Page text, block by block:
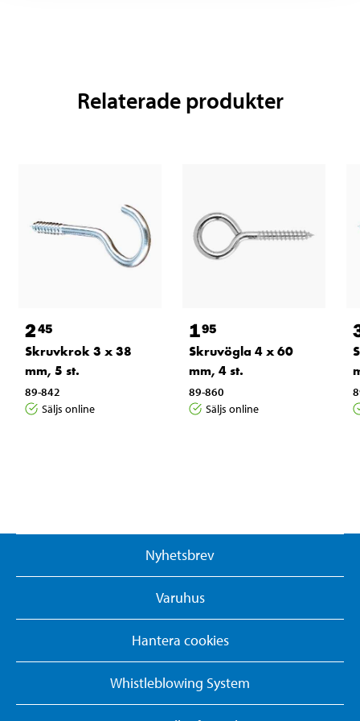
Relaterade produkter
245
Skruvkrok 3 x 38
mm, 5 st.
89-842
Säljs online
195
Skruvögla 4 x 60
mm, 4 st.
89-860
Säljs online
Nyhetsbrev
Varuhus
Hantera cookies
Whistleblowing System